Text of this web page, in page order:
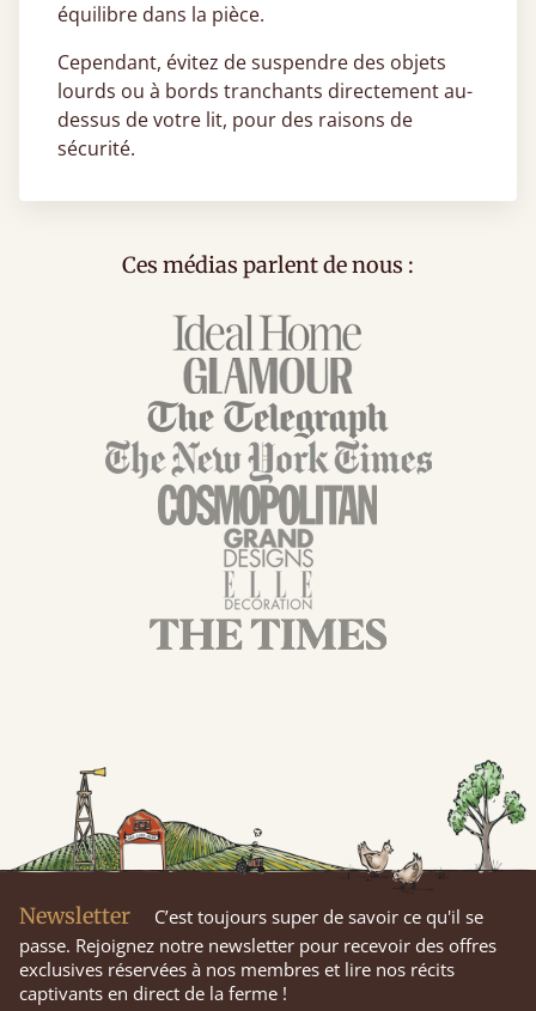
équilibre dans la pièce.
Cependant, évitez de suspendre des objets
lourds ou à bords tranchants directement au-
dessus de votre lit, pour des raisons de
sécurité.
Ces médias parlent de nous :
Newsletter
C’est toujours super de savoir ce qu'il se
passe. Rejoignez notre newsletter pour recevoir des offres
exclusives réservées à nos membres et lire nos récits
captivants en direct de la ferme !